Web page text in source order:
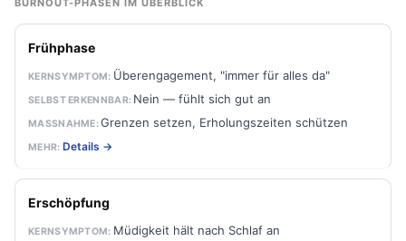
BURNOUT-PHASEN IM ÜBERBLICK
Frühphase
Überengagement, "immer für alles da"
Nein — fühlt sich gut an
Grenzen setzen, Erholungszeiten schützen
Details →
Erschöpfung
Müdigkeit hält nach Schlaf an